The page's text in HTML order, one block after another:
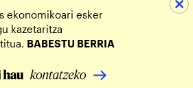
ekonomikoari esker
kazetaritza
BABESTU BERRIA